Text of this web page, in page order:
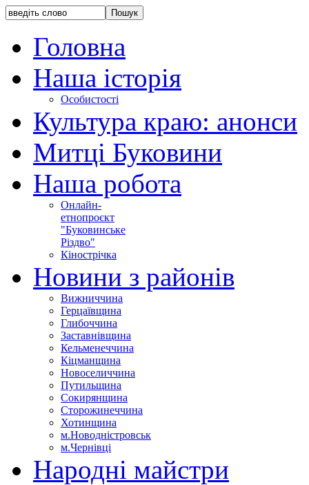
Головна
Наша історія
Особистості
Культура краю: анонси
Митці Буковини
Наша робота
Онлайн-
етнопроєкт
"Буковинське
Різдво"
Кінострічка
Новини з районів
Вижниччина
Герцаївщина
Глибоччина
Заставнівщина
Кельменеччина
Кіцманщина
Новоселиччина
Путильщина
Сокирянщина
Сторожинеччина
Хотинщина
м.Новодністровськ
м.Чернівці
Народні майстри